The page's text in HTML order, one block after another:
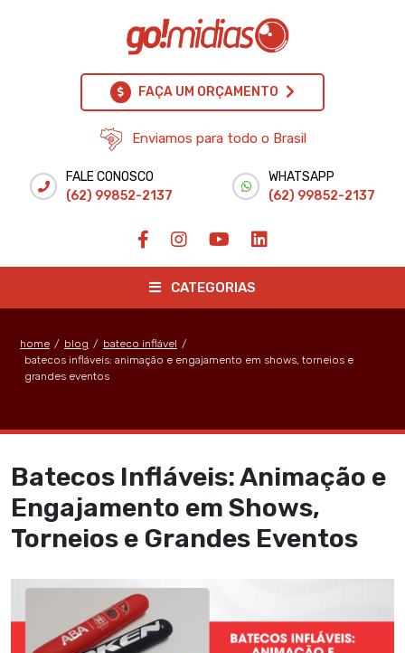
FAÇA UM ORÇAMENTO
Enviamos para todo o Brasil
FALE CONOSCO
(62) 99852-2137
WHATSAPP
(62) 99852-2137
CATEGORIAS
home / blog / bateco inflável /
batecos infláveis: animação e engajamento em shows, torneios e
grandes eventos
Batecos Infláveis: Animação e
Engajamento em Shows,
Torneios e Grandes Eventos